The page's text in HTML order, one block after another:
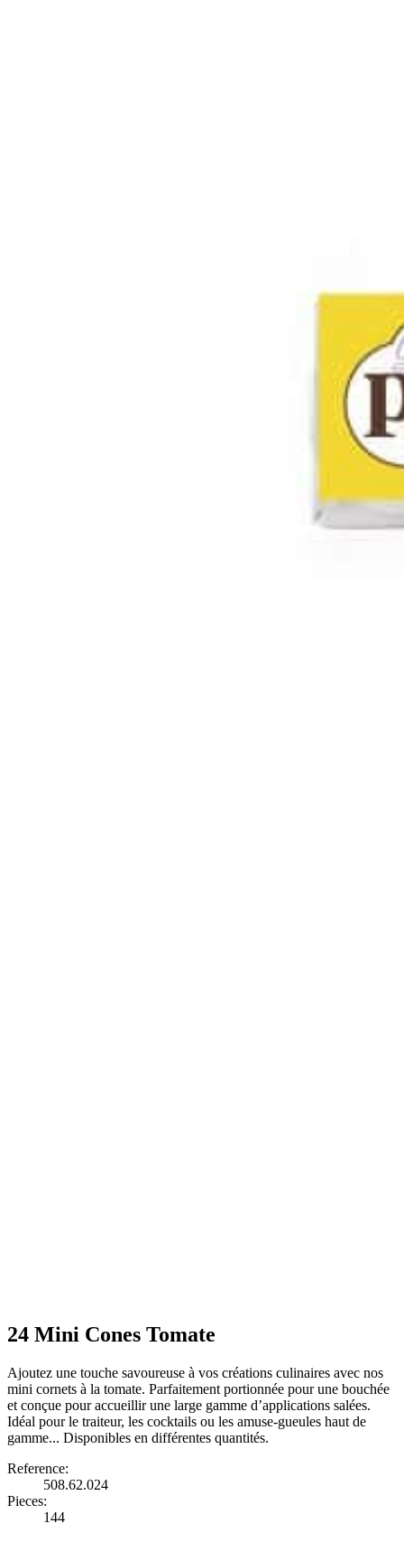
24 Mini Cones Tomate
Ajoutez une touche savoureuse à vos créations culinaires avec nos
mini cornets à la tomate. Parfaitement portionnée pour une bouchée
et conçue pour accueillir une large gamme d’applications salées.
Idéal pour le traiteur, les cocktails ou les amuse-gueules haut de
gamme... Disponibles en différentes quantités.
Reference:
508.62.024
Pieces:
144